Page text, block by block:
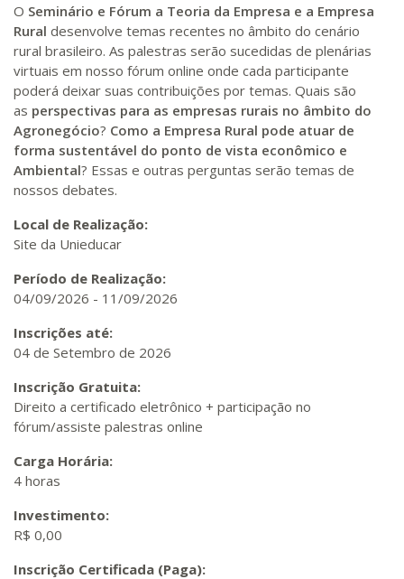
O Seminário e Fórum a Teoria da Empresa e a Empresa
Rural desenvolve temas recentes no âmbito do cenário
rural brasileiro. As palestras serão sucedidas de plenárias
virtuais em nosso fórum online onde cada participante
poderá deixar suas contribuições por temas. Quais são
as perspectivas para as empresas rurais no âmbito do
Agronegócio? Como a Empresa Rural pode atuar de
forma sustentável do ponto de vista econômico e
Ambiental? Essas e outras perguntas serão temas de
nossos debates.
Local de Realização:
Site da Unieducar
Período de Realização:
04/09/2026 - 11/09/2026
Inscrições até:
04 de Setembro de 2026
Inscrição Gratuita:
Direito a certificado eletrônico + participação no
fórum/assiste palestras online
Carga Horária:
4 horas
Investimento:
R$ 0,00
Inscrição Certificada (Paga):